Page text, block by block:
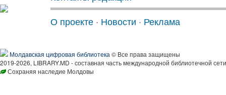
О проекте · Новости · Реклама
Молдавская цифровая библиотека © Все права защищены
2019-2026, LIBRARY.MD - составная часть международной библиотечной
Сохраняя наследие Молдовы